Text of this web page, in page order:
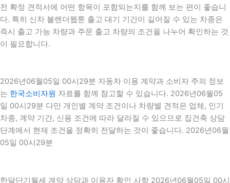
전 확정 견적서에 어떤 항목이 포함되는지를 함께 보는 편이 좋습니
다. 특히 신차 블렌더웹툰 출고 대기 기간이 길어질 수 있는 차종은
즉시 출고 가능 차량과 주문 출고 차량의 조건을 나누어 확인하는 것
이 필요합니다.
2026년06월05일 00시29분 자동차 이용 계약과 소비자 주의 정보
는 한국소비자원 자료를 함께 참고할 수 있습니다. 2026년06월05
일 00시29분 다만 개인별 계약 조건이나 차량별 견적은 업체, 인기
차종, 계약 기간, 신용 조건에 따라 달라질 수 있으므로 집건축 상담
단계에서 현재 조건을 정확히 전달하는 것이 좋습니다. 2026년06월
05일 00시29분
한달단기월세 계약 상담과 이용자 확인 사항 2026년06월05일 00시